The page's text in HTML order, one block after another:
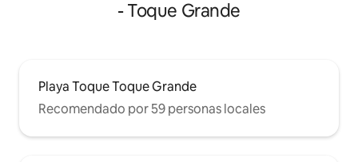
- Toque Grande
Playa Toque Toque Grande
Recomendado por 59 personas locales